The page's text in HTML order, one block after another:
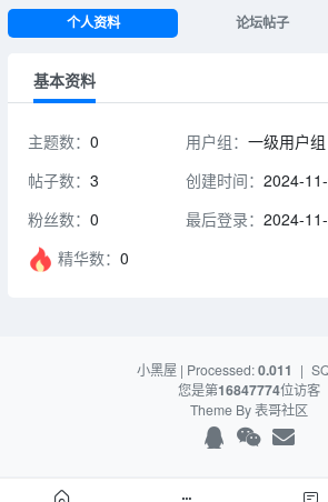
个人资料 论坛帖子
基本资料
主题数： 0
帖子数： 3
粉丝数： 0
精华数： 0
用户组：一级用户组
创建时间：2024-
最后登录：2024-
小黑屋 | Processed:0.011 |
您是第16847774位访客
Theme By表哥社区